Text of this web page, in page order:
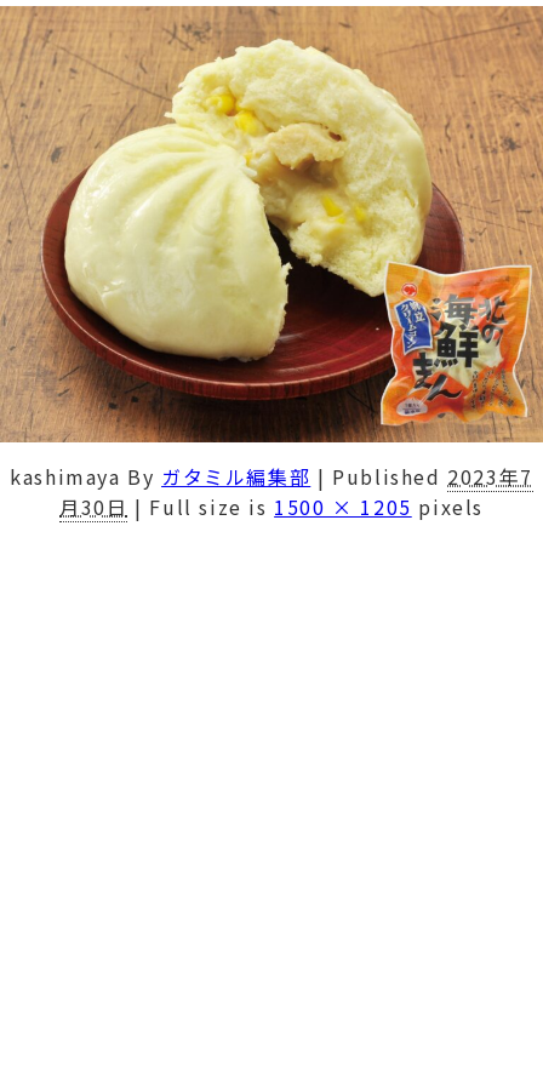
kashimaya By ガタミル編集部 | Published 2023年7
月30日 | Full size is 1500 × 1205 pixels